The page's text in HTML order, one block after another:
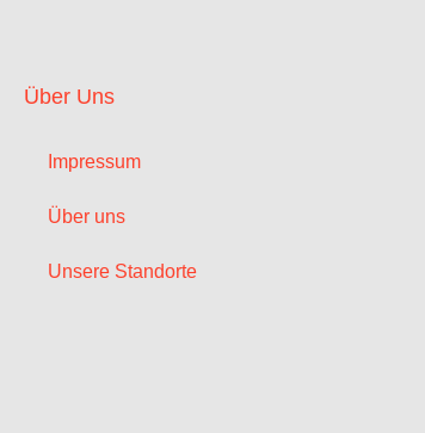
Über Uns
Impressum
Über uns
Unsere Standorte